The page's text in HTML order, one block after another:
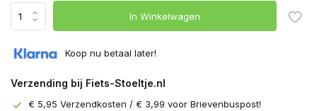
In Winkelwagen
Koop nu betaal later!
Verzending bij Fiets-Stoeltje.nl
€ 5,95 Verzendkosten / € 3,99 voor Brievenbuspost!